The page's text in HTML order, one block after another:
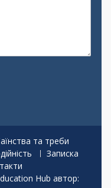
та треби
Записка
Hub автор: